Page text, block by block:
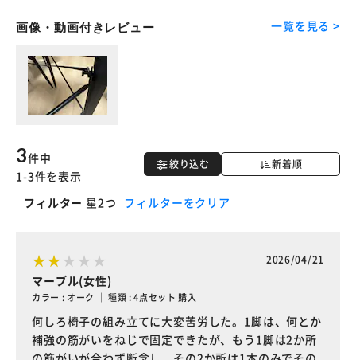
画像・動画付きレビュー 一覧を見る >
絞り込む 新着順
3件中
1-3件を表示
フィルター 星2つ フィルターをクリア
2026/04/21
マーブル(女性)
カラー : オーク ｜ 種類 : 4点セット 購入
何しろ椅子の組み立てに大変苦労した。1脚は、何とか
補強の筋がいをねじで固定できたが、もう1脚は2か所